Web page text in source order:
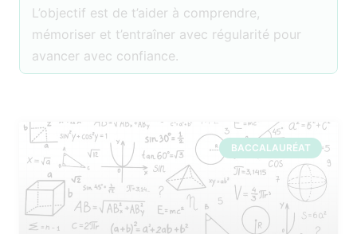
L’objectif est de t’aider à comprendre,
mémoriser et t’entraîner avec régularité pour
avancer avec confiance.
BACCALAURÉAT